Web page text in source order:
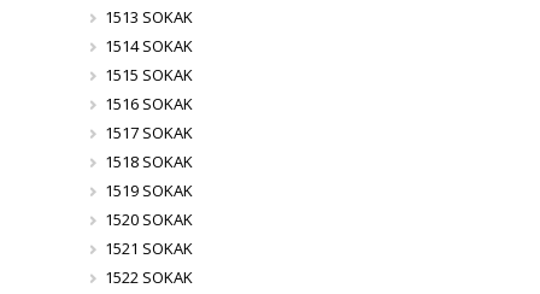
1513 SOKAK
1514 SOKAK
1515 SOKAK
1516 SOKAK
1517 SOKAK
1518 SOKAK
1519 SOKAK
1520 SOKAK
1521 SOKAK
1522 SOKAK